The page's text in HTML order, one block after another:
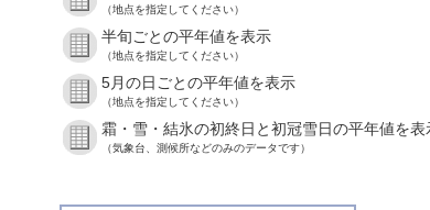
（地点を指定してください）
半旬ごとの平年値を表示
（地点を指定してください）
5月の日ごとの平年値を表示
（地点を指定してください）
霜・雪・結氷の初終日と初冠雪日の平年値を表
（気象台、測候所などのみのデータです）